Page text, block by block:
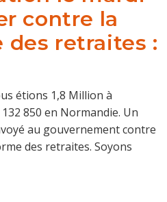
contre la
des retraites :
étions 1,8 Million à
850 en Normandie. Un
au gouvernement contre
des retraites. Soyons